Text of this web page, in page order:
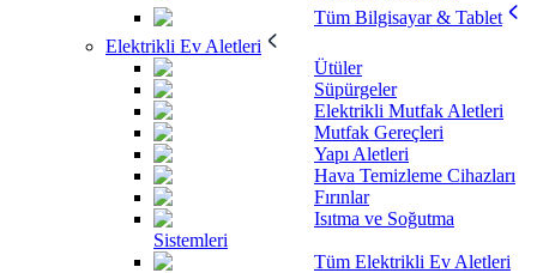
Tüm Bilgisayar & Tablet
Elektrikli Ev Aletleri
Ütüler
Süpürgeler
Elektrikli Mutfak Aletleri
Mutfak Gereçleri
Yapı Aletleri
Hava Temizleme Cihazları
Fırınlar
Isıtma ve Soğutma
Sistemleri
Tüm Elektrikli Ev Aletleri